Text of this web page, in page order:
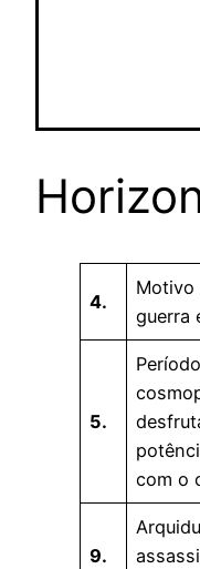
4.
Motivo
guerra
5.
com o
9.